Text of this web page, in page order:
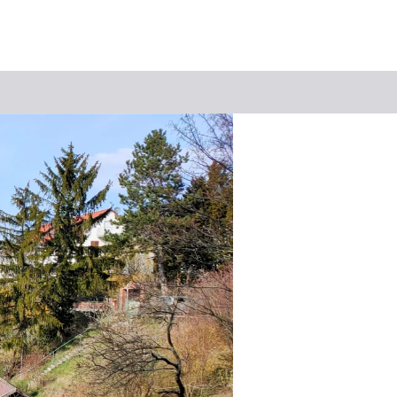
Suchbegriff
Das könnte Sie interessieren
Stadtführungen
Tickets
Citytour
Übernachtung
Erlebnisse
Essen & Trinken
Wein
Automobil
Kultur
Feste & Highlights